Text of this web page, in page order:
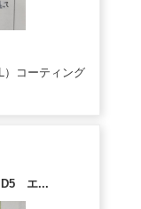
）コーティング
D5 エ...